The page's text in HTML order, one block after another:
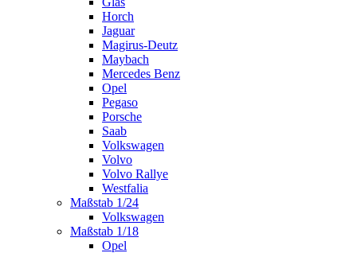
Horch
Jaguar
Magirus-Deutz
Maybach
Mercedes Benz
Opel
Pegaso
Porsche
Saab
Volkswagen
Volvo
Volvo Rallye
Westfalia
Maßstab 1/24
Volkswagen
Maßstab 1/18
Opel